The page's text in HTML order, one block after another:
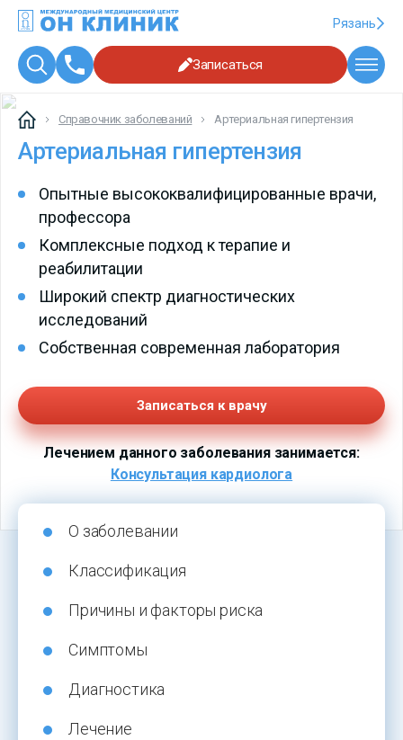
Рязань
Записаться
Справочник заболеваний Артериальная гипертензия
Артериальная гипертензия
Опытные высококвалифицированные врачи,
профессора
Комплексные подход к терапие и
реабилитации
Широкий спектр диагностических
исследований
Собственная современная лаборатория
Записаться к врачу
Лечением данного заболевания занимается:
Консультация кардиолога
О заболевании
Классификация
Причины и факторы риска
Симптомы
Диагностика
Лечение